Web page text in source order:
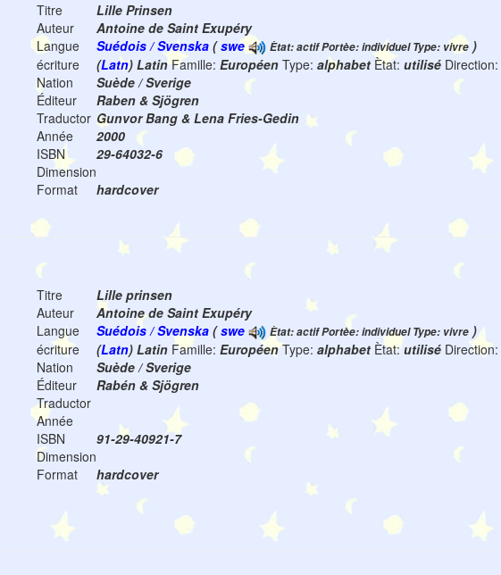
Titre
Lille Prinsen
Auteur
Antoine de Saint Exupéry
Langue
Suédois / Svenska (swe Ètat: actif Portèe: individuel Type: vivre )
écriture
(Latn) LatinFamille: Européen Type: alphabet Ètat: utilisé Direction:
Nation
Suède / Sverige
Éditeur
Raben & Sjögren
Traductor Gunvor Bang & Lena Fries-Gedin
Année
2000
ISBN
29-64032-6
Dimension
Format
hardcover
Titre
Lille prinsen
Auteur
Antoine de Saint Exupéry
Langue
Suédois / Svenska (swe Ètat: actif Portèe: individuel Type: vivre )
écriture
(Latn) Latin Famille: EuropéenType: alphabet Ètat:utilisé Direction:
Nation
Suède / Sverige
Éditeur
Rabén & Sjögren
Traductor
Année
ISBN
91-29-40921-7
Dimension
Format
hardcover